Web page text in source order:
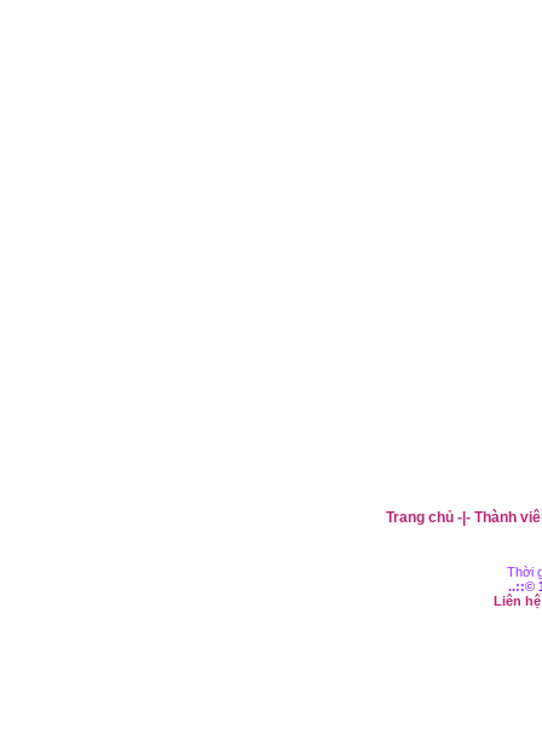
Trang chủ-|- Thành
Thời
..::©
Liên